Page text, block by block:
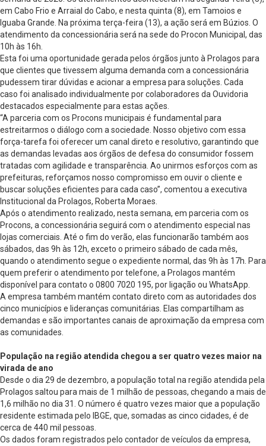
em Cabo Frio e Arraial do Cabo, e nesta quinta (8), em Tamoios e
Iguaba Grande. Na próxima terça-feira (13), a ação será em Búzios. O
atendimento da concessionária será na sede do Procon Municipal, das
10h às 16h.
Esta foi uma oportunidade gerada pelos órgãos junto à Prolagos para
que clientes que tivessem alguma demanda com a concessionária
pudessem tirar dúvidas e acionar a empresa para soluções. Cada
caso foi analisado individualmente por colaboradores da Ouvidoria
destacados especialmente para estas ações.
“A parceria com os Procons municipais é fundamental para
estreitarmos o diálogo com a sociedade. Nosso objetivo com essa
força-tarefa foi oferecer um canal direto e resolutivo, garantindo que
as demandas levadas aos órgãos de defesa do consumidor fossem
tratadas com agilidade e transparência. Ao unirmos esforços com as
prefeituras, reforçamos nosso compromisso em ouvir o cliente e
buscar soluções eficientes para cada caso”, comentou a executiva
Institucional da Prolagos, Roberta Moraes.
Após o atendimento realizado, nesta semana, em parceria com os
Procons, a concessionária seguirá com o atendimento especial nas
lojas comerciais. Até o fim do verão, elas funcionarão também aos
sábados, das 9h às 12h, exceto o primeiro sábado de cada mês,
quando o atendimento segue o expediente normal, das 9h às 17h. Para
quem preferir o atendimento por telefone, a Prolagos mantém
disponível para contato o 0800 7020 195, por ligação ou WhatsApp.
A empresa também mantém contato direto com as autoridades dos
cinco municípios e lideranças comunitárias. Elas compartilham as
demandas e são importantes canais de aproximação da empresa com
as comunidades.
População na região atendida chegou a ser quatro vezes maior na
virada de ano
Desde o dia 29 de dezembro, a população total na região atendida pela
Prolagos saltou para mais de 1 milhão de pessoas, chegando a mais de
1,6 milhão no dia 31. O número é quatro vezes maior que a população
residente estimada pelo IBGE, que, somadas as cinco cidades, é de
cerca de 440 mil pessoas.
Os dados foram registrados pelo contador de veículos da empresa,